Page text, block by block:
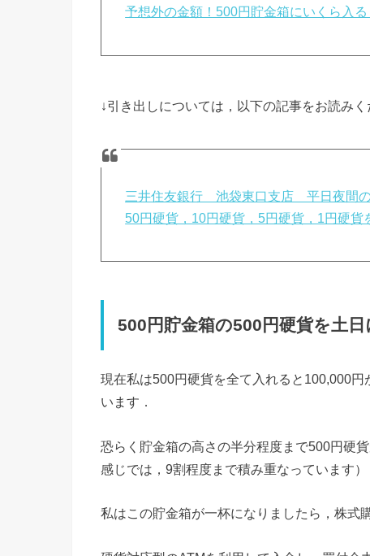
予想外の金額！500円貯金箱にいくら入
↓引き出しについては，以下の記事をお読みく
三井住友銀行 池袋東口支店 平日夜間の
50円硬貨，10円硬貨，5円硬貨，1円硬貨
500円貯金箱の500円硬貨を土
現在私は500円硬貨を全て入れると100,000
います．
恐らく貯金箱の高さの半分程度まで500円硬
感じでは，9割程度まで積み重なっています）
私はこの貯金箱が一杯になりましたら，株式